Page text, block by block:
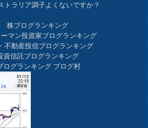
トラリア調子よくないですか？
株ブログランキング
マン投資家ブログランキング
不動産投信ブログランキング
資信託ブログランキング
ログランキング ブログ村